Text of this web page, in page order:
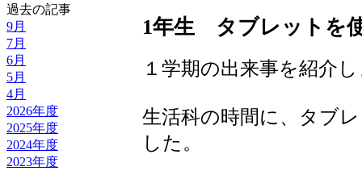
過去の記事
9月
7月
6月
5月
4月
2026年度
2025年度
2024年度
2023年度
1年生 タブレットを
１学期の出来事を紹介
生活科の時間に、タブ
した。